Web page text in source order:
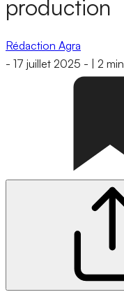
production
Rédaction Agra
- 17 juillet 2025 - 2 min